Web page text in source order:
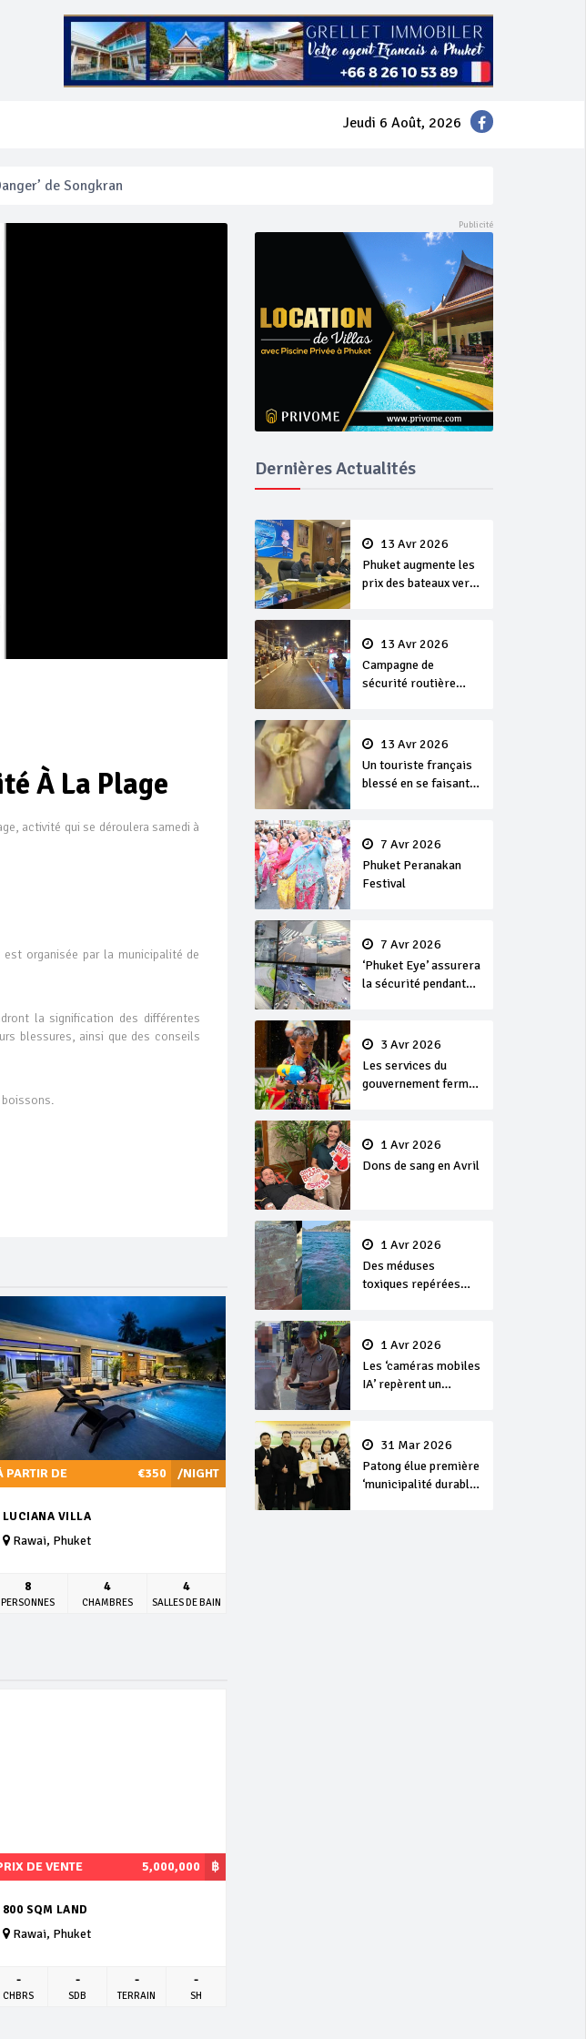
Jeudi 6 Août, 2026
son collier en or
Phi et des excursions en mer
À La Plage
activité qui se déroulera samedi à
organisée par la municipalité de
la signification des différentes
blessures, ainsi que des conseils
Dernières Actualités
13 Avr 2026
Phuket augmente les
prix des bateaux vers
13 Avr 2026
Campagne de
sécurité routière
13 Avr 2026
Un touriste français
blessé en se faisant
7 Avr 2026
Phuket Peranakan
Festival
7 Avr 2026
‘Phuket Eye’ assurera
la sécurité pendant
3 Avr 2026
Les services du
gouvernement fermés
Songkran
1 Avr 2026
Dons de sang en Avril
1 Avr 2026
Des méduses
toxiques repérées
1 Avr 2026
Les ‘caméras mobiles
IA’ repèrent un
séjour31 Mar 2026
Patong élue première
‘municipalité durable’
/NIGHT
PARTIR DE €350
LUCIANA VILLA
Rawai, Phuket
8
PERSONNES
4
CHAMBRES
4
SALLES DE BAIN
฿
DE VENTE 5,000,000
800 SQM LAND
Rawai, Phuket
-
CHBRS
-
SDB
-
TERRAIN
-
SH